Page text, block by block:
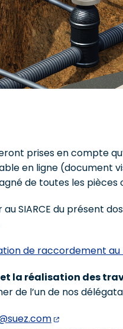
prises en compte
en ligne (document
de toutes les pièces
SIARCE du présent
de raccordement au
la réalisation des
de l’un de nos